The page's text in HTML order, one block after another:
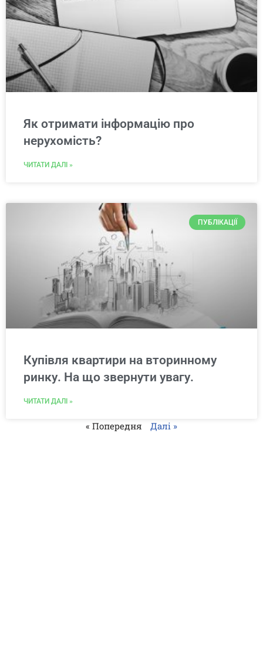
Як отримати інформацію про
нерухомість?
ЧИТАТИ ДАЛІ »
ПУБЛІКАЦІЇ
Купівля квартири на вторинному
ринку. На що звернути увагу.
ЧИТАТИ ДАЛІ »
« Попередня Далі »